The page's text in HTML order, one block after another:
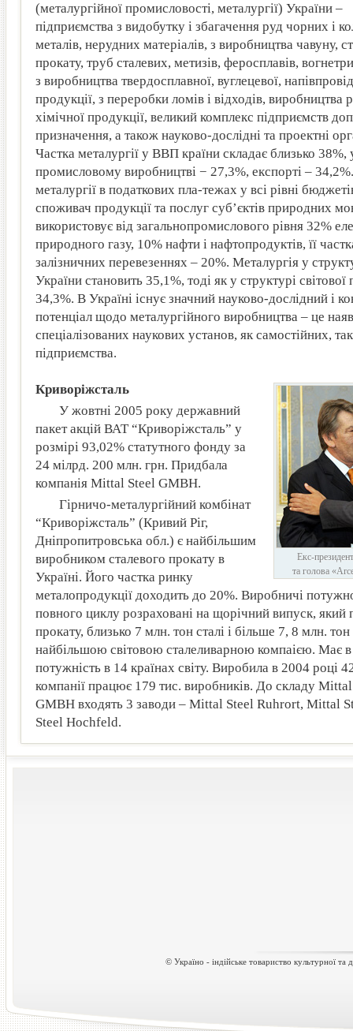
(металургійної промисловості, металургії) України –
підприємства з видобутку і збагачення руд чорних і
металів, нерудних матеріалів, з виробництва чавуну,
прокату, труб сталевих, метизів, феросплавів,
з виробництва твердосплавної, вуглецевої,
продукції, з переробки ломів і відходів, виробництва
хімічної продукції, великий комплекс підприємств
призначення, а також науково-дослідні та проектні
Частка металургії у ВВП країни складає близько 38%,
промисловому виробництві − 27,3%, експорті –
металургії в податкових пла-тежах у всі рівні
споживач продукції та послуг суб’єктів природних
використовує від загальнопромислового рівня 32%
природного газу, 10% нафти і нафтопродуктів, її
залізничних перевезеннях – 20%. Металургія у
України становить 35,1%, тоді як у структурі
34,3%. В Україні існує значний науково-дослідний і
потенціал щодо металургійного виробництва – це
спеціалізованих наукових установ, як самостійних,
підприємства.
Криворіжсталь
Екс-
та голова
У жовтні 2005 року державний
пакет акцій ВАТ “Криворіжсталь” у
розмірі 93,02% статутного фонду за
24 мілрд. 200 млн. грн. Придбала
компанія Mittal Steel GMBH.
Гірничо-металургійний комбінат
“Криворіжсталь” (Кривий Ріг,
Дніпропитровська обл.) є найбільшим
виробником сталевого прокату в
Україні. Його частка ринку
металопродукції доходить до 20%. Виробничі
повного циклу розраховані на щорічний випуск,
прокату, близько 7 млн. тон сталі і більше 7, 8 млн.
найбільшою світовою сталеливарною компаією. Має
потужність в 14 країнах світу. Виробила в 2004 році
компанії працює 179 тис. виробників. До складу
GMBH входять 3 заводи – Mittal Steel Ruhrort, Mittal
Steel Hochfeld.
© Україно - індійське товариство культурної та